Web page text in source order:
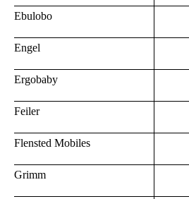
Ebulobo
Engel
Ergobaby
Feiler
Flensted Mobiles
Grimm